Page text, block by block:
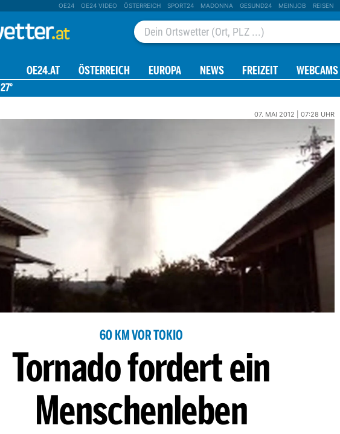
OE24 OE24 VIDEO ÖSTERREICH SPORT24 MADONNA GESUND24 MEINJOB REISEN
OE24.AT ÖSTERREICH EUROPA NEWS FREIZEIT WEBCAMS
27°
07. MAI 2012 | 07:28 UHR
60 KM VOR TOKIO
Tornado fordert ein
Menschenleben